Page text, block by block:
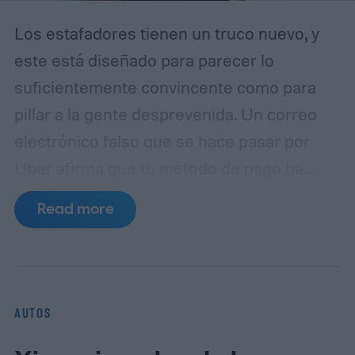
Los estafadores tienen un truco nuevo, y
este está diseñado para parecer lo
suficientemente convincente como para
pillar a la gente desprevenida. Un correo
caducado y te insta a actualizar tus datos
de facturación inmediatamente. A simple
Read more
AUTOS